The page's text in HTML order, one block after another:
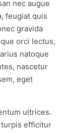
nec augue
feugiat quis
gravida
orci lectus,
natoque
nascetur
eget
ultrices.
turpis efficitur